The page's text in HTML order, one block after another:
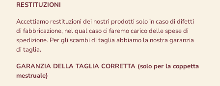
RESTITUZIONI
Accettiamo restituzioni dei nostri prodotti solo in caso di difetti
di fabbricazione, nel qual caso ci faremo carico delle spese di
spedizione. Per gli scambi di taglia abbiamo la nostra garanzia
di taglia.
GARANZIA DELLA TAGLIA CORRETTA (solo per la coppetta
mestruale)